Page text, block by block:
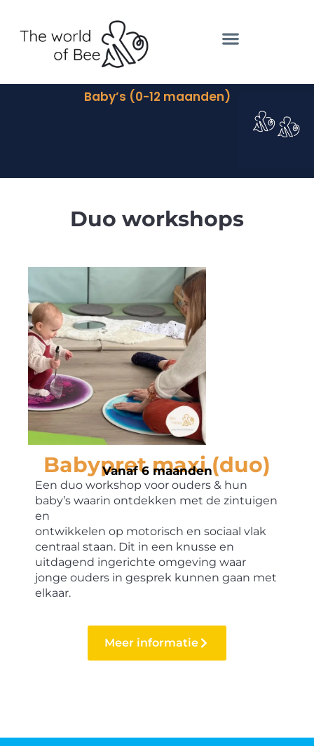
Baby’s (0-12 maanden)
Duo workshops
Babypret maxi (duo)
Vanaf 6 maanden
Een duo workshop voor ouders & hun
baby’s waarin ontdekken met de zintuigen
en
ontwikkelen op motorisch en sociaal vlak
centraal staan. Dit in een knusse en
uitdagend ingerichte omgeving waar
jonge ouders in gesprek kunnen gaan met
elkaar.
Meer informatie